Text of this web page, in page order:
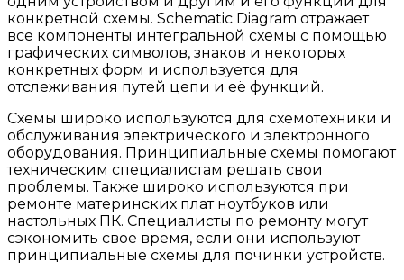
конкретной схемы. Schematic Diagram отражает
все компоненты интегральной схемы с помощью
графических символов, знаков и некоторых
конкретных форм и используется для
отслеживания путей цепи и её функций.
Cхемы широко используются для схемотехники и
обслуживания электрического и электронного
оборудования. Принципиальные схемы помогают
техническим специалистам решать свои
проблемы. Также широко используются при
ремонте материнских плат ноутбуков или
настольных ПК. Специалисты по ремонту могут
сэкономить свое время, если они используют
принципиальные схемы для починки устройств.